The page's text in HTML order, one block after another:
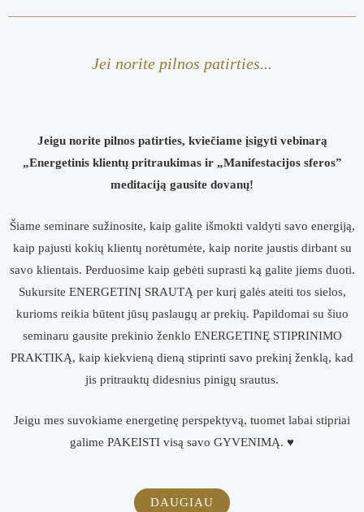
Jei norite pilnos patirties...
Jeigu norite pilnos patirties, kviečiame įsigyti vebinarą
„Energetinis klientų pritraukimas ir „Manifestacijos sferos”
meditaciją gausite dovanų!
Šiame seminare sužinosite, kaip galite išmokti valdyti savo energiją,
kaip pajusti kokių klientų norėtumėte, kaip norite jaustis dirbant su
savo klientais. Perduosime kaip gebėti suprasti ką galite jiems duoti.
Sukursite ENERGETINĮ SRAUTĄ per kurį galės ateiti tos sielos,
kurioms reikia būtent jūsų paslaugų ar prekių. Papildomai su šiuo
seminaru gausite prekinio ženklo ENERGETINĘ STIPRINIMO
PRAKTIKĄ, kaip kiekvieną dieną stiprinti savo prekinį ženklą, kad
jis pritrauktų didesnius pinigų srautus.
Jeigu mes suvokiame energetinę perspektyvą, tuomet labai stipriai
galime PAKEISTI visą savo GYVENIMĄ. ♥
DAUGIAU